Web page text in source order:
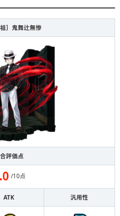
祖］鬼舞辻無惨
評価点
/10点
ATK 汎用性